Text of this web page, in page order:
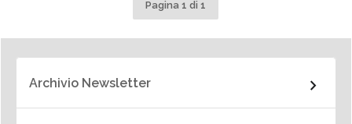
Pagina 1 di 1
Archivio Newsletter